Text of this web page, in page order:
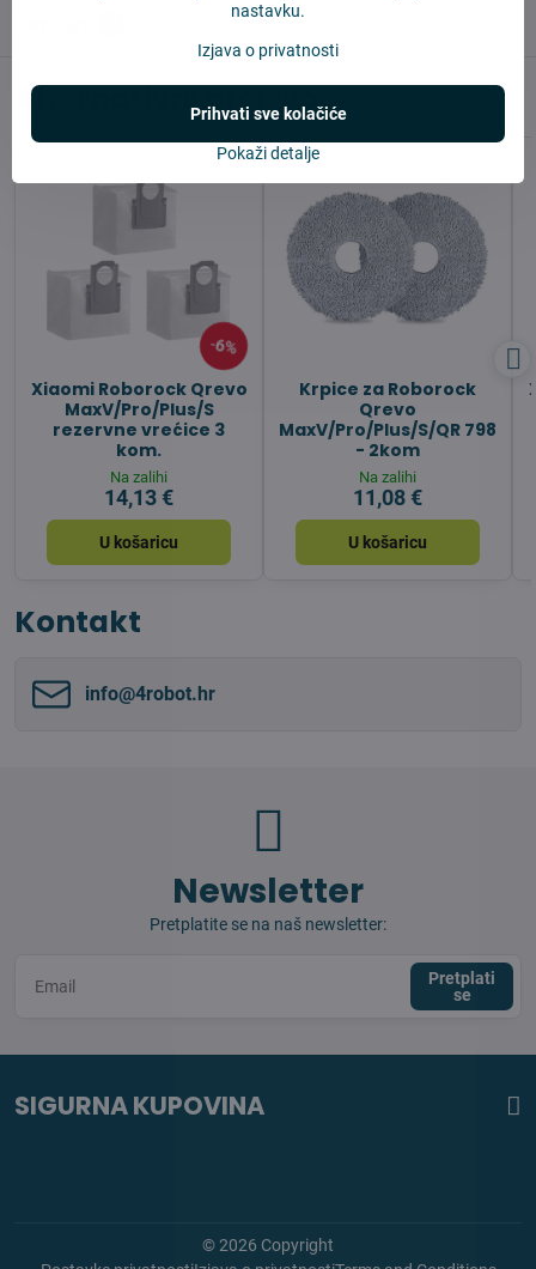
Alternativni proizvodi
6%
Xiaomi Roborock Qrevo
MaxV/Pro/Plus/S
rezervne vrećice 3
kom.
Na zalihi
14,13 €
U košaricu
Krpice za Roborock
Qrevo
MaxV/Pro/Plus/S/QR 798
- 2kom
Na zalihi
11,08 €
U košaricu
Kontakt
info​@4robot​.hr
Newsletter
Pretplatite se na naš newsletter:
Pretplati
se
SIGURNA KUPOVINA
©2026 Copyright
nastavku.
Izjava o privatnosti
Pokaži detalje
Prihvati sve kolačiće